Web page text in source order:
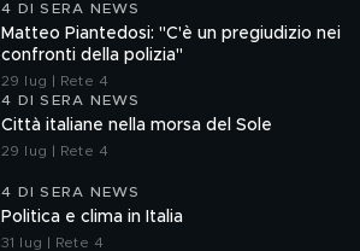
4 DI SERA NEWS
Matteo Piantedosi: "C'è un pregiudizio nei
confronti della polizia"
29 lug | Rete 4
4 DI SERA NEWS
Città italiane nella morsa del Sole
29 lug | Rete 4
4 DI SERA NEWS
Politica e clima in Italia
31 lug | Rete 4